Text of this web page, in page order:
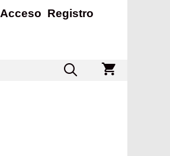
Acceso Registro